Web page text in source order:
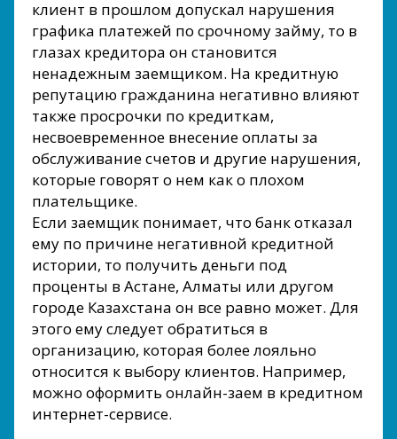
клиент в прошлом допускал нарушения
графика платежей по срочному займу, то в
глазах кредитора он становится
ненадежным заемщиком. На кредитную
репутацию гражданина негативно влияют
также просрочки по кредиткам,
несвоевременное внесение оплаты за
обслуживание счетов и другие нарушения,
которые говорят о нем как о плохом
плательщике.
Если заемщик понимает, что банк отказал
ему по причине негативной кредитной
истории, то получить деньги под
проценты в Астане, Алматы или другом
городе Казахстана он все равно может. Для
этого ему следует обратиться в
организацию, которая более лояльно
относится к выбору клиентов. Например,
можно оформить онлайн-заем в кредитном
интернет-сервисе.